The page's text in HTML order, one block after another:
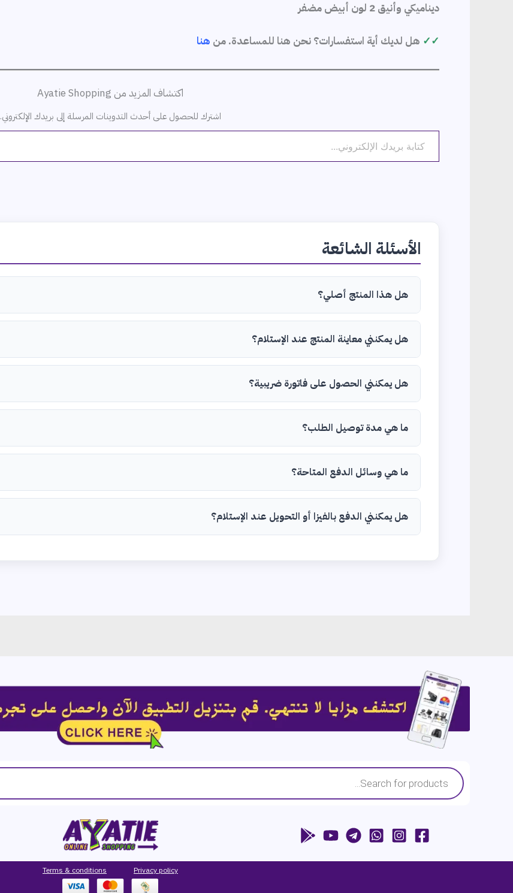
ديناميكي وأنيق 2 لون أبيض مضفر
✓✓ هل لديك أية استفسارات؟ نحن هنا للمساعدة. من هنا
اكتشاف المزيد من Ayatie Shopping
اشترك للحصول على أحدث التدوينات المرسلة إلى بريدك الإلكتروني.
كتابة بريدك الإلكتروني...
الأسئلة الشائعة
هل هذا المنتج أصلي؟
هل يمكنني معاينة المنتج عند الإستلام؟
هل يمكنني الحصول على فاتورة ضريبية؟
ما هي مدة توصيل الطلب؟
ما هي وسائل الدفع المتاحة؟
هل يمكنني الدفع بالفيزا أو التحويل عند الإستلام؟
Products
search
Terms & conditions Privacypolicy